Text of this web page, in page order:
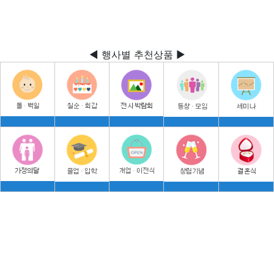
◀ 행사별 추천상품 ▶